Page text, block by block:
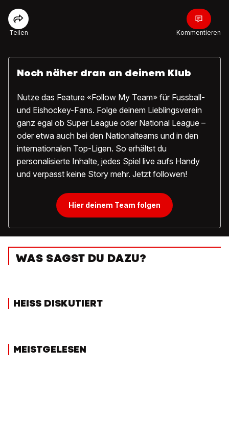
Teilen Kommentieren
Noch näher dran an deinem Klub
Nutze das Feature «Follow My Team» für Fussball-
und Eishockey-Fans. Folge deinem Lieblingsverein
ganz egal ob Super League oder National League –
oder etwa auch bei den Nationalteams und in den
internationalen Top-Ligen. So erhältst du
personalisierte Inhalte, jedes Spiel live aufs Handy
und verpasst keine Story mehr. Jetzt followen!
Hier deinem Team folgen
WAS SAGST DU DAZU?
HEISS DISKUTIERT
MEISTGELESEN